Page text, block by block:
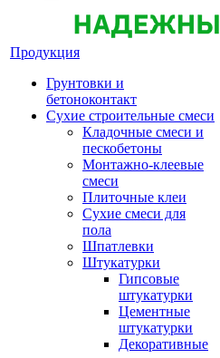
Продукция
Грунтовки и
бетоноконтакт
Сухие строительные смеси
Кладочные смеси и
пескобетоны
Монтажно-клеевые
смеси
Плиточные клеи
Сухие смеси для
пола
Шпатлевки
Штукатурки
Гипсовые
штукатурки
Цементные
штукатурки
Декоративные